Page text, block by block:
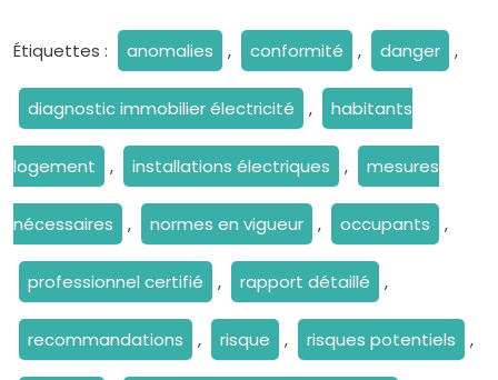
Étiquettes : anomalies , conformité , danger ,
diagnostic immobilier électricité , habitants
logement , installations électriques , mesures
nécessaires , normes en vigueur , occupants ,
professionnel certifié , rapport détaillé ,
recommandations , risque , risques potentiels ,